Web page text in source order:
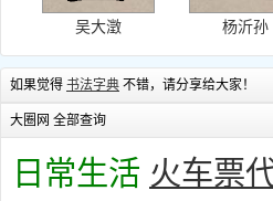
吴大澂 杨沂孙
如果觉得 书法字典 不错，请分享给大家！
大圈网 全部查询
日常生活 火车票